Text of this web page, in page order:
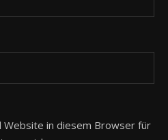
Website in diesem Browser für